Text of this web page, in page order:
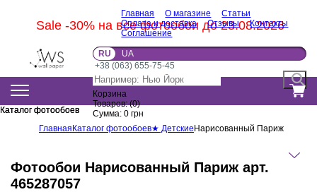
Sale -30% на все фотообои до 23.08.2026
Главная О магазине
Статьи
Оплата и доставка
Отзывы
Контакты
Соглашение
RU
UA
+38 (063) 655-75-45
Корзина
Товаров:(0)
Сумма: 0 грн
Каталог фотообоев
Каталог фотообоев
Главная Каталог фотообоев★ Детские Нарисованный Париж
Фотообои Нарисованный Париж арт.
465287057